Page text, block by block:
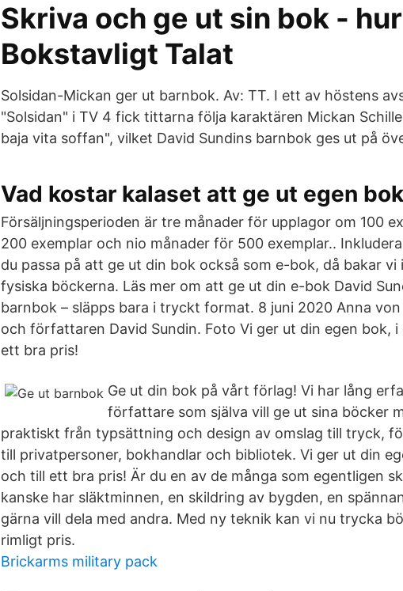
Skriva och ge ut sin bok -
Bokstavligt Talat
Solsidan-Mickan ger ut barnbok. Av: TT. I ett av höstens
"Solsidan" i TV 4 fick tittarna följa karaktären Mickan
baja vita soffan", vilket David Sundins barnbok ges ut på
Vad kostar kalaset att ge ut egen
Försäljningsperioden är tre månader för upplagor om 100
200 exemplar och nio månader för 500 exemplar..
du passa på att ge ut din bok också som e-bok, då bakar
fysiska böckerna. Läs mer om att ge ut din e-bok David
barnbok – släpps bara i tryckt format. 8 juni 2020 Anna
och författaren David Sundin. Foto Vi ger ut din egen bok,
ett bra pris!
Ge ut din bok på vårt förlag! Vi har lång
författare som själva vill ge ut sina böcker
praktiskt från typsättning och design av omslag till tryck,
till privatpersoner, bokhandlar och bibliotek. Vi ger ut din
och till ett bra pris! Är du en av de många som egentligen
kanske har släktminnen, en skildring av bygden, en
gärna vill dela med andra. Med ny teknik kan vi nu trycka
rimligt pris.
Brickarms military pack